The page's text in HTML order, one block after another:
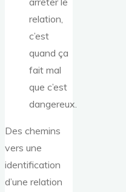
relation,
c’est
quand ça
fait mal
que c’est
dangereux.
Des chemins
vers une
identification
d’une relation